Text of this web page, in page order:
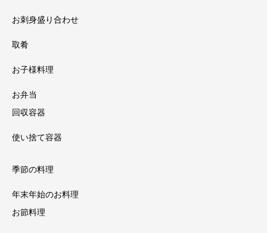
お刺身盛り合わせ
取肴
お子様料理
お弁当
回収容器
使い捨て容器
季節の料理
年末年始のお料理
お節料理